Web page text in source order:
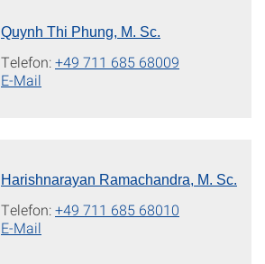
Quynh Thi Phung, M. Sc.
Telefon:+49 711 685 68009
E-Mail
Harishnarayan Ramachandra, M. Sc.
Telefon:+49 711 685 68010
E-Mail